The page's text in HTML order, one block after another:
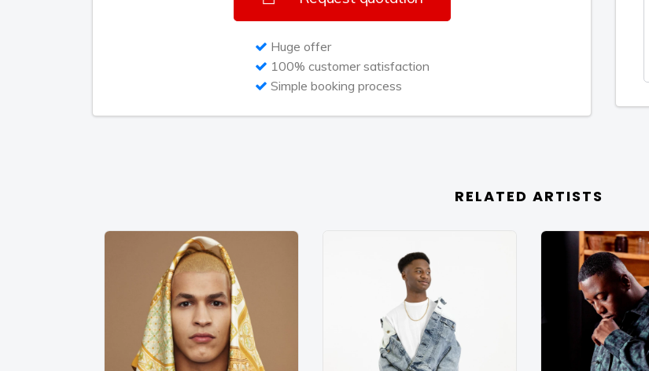
gastzangeres op zijn single Langs je werk. Ook dit nummer stond genoteerd in
van de Album Top 100 binnenkwam.
aan haar debuut-ep.
Huge offer
100% customer satisfaction
Simple booking process
RELATED ARTISTS